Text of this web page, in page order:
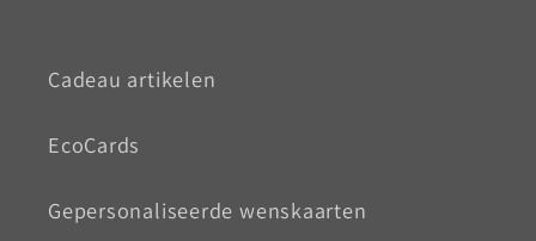
Cadeau artikelen
EcoCards
Gepersonaliseerde wenskaarten